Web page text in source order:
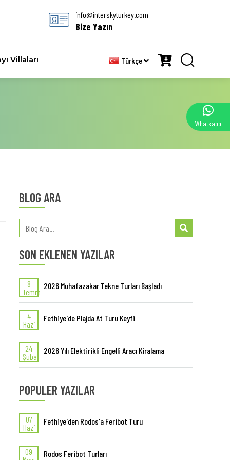
info@interskyturkey.com
Bize Yazın
Villaları Türkçe
BLOG ARA
SON EKLENEN YAZILAR
8
Temm
2026 Muhafazakar Tekne Turları Başladı
4
Hazi
Fethiye'de Plajda At Turu Keyfi
24
Şuba
2026 Yılı Elektirikli Engelli Aracı Kiralama
POPULER YAZILAR
07
Hazi
Fethiye'den Rodos'a Feribot Turu
09
Rodos Feribot Turları
Whatsapp